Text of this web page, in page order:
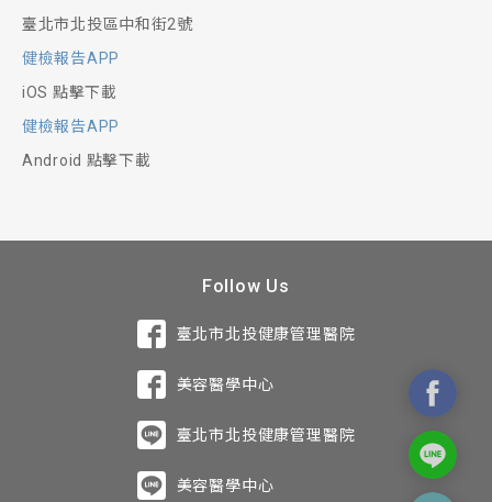
臺北市北投區中和街2號
健檢報告APP
iOS 點擊下載
健檢報告APP
Android 點擊下載
Follow Us
臺北市北投健康管理醫院
美容醫學中心
臺北市北投健康管理醫院
美容醫學中心